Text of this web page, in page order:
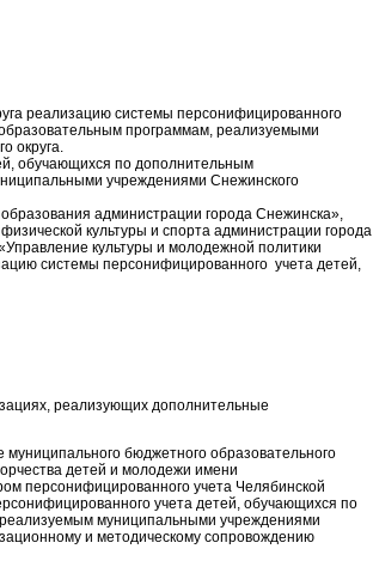
реализацию системы персонифицированного
программам, реализуемыми
округа.
обучающихся по дополнительным
учреждениями Снежинского
администрации города Снежинска»,
культуры и спорта администрации города
культуры и молодежной политики
системы персонифицированного учета детей,
реализующих дополнительные
бюджетного образовательного
детей и молодежи имени
персонифицированного учета Челябинской
учета детей, обучающихся по
муниципальными учреждениями
и методическому сопровождению